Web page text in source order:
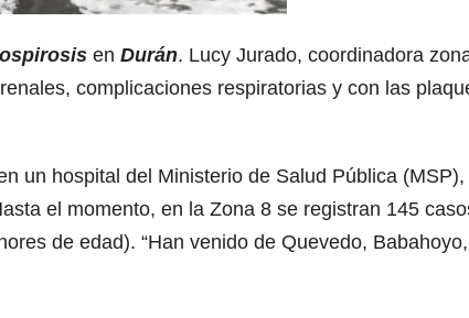
en Durán. Lucy Jurado, coordinadora
complicaciones respiratorias y con las
un hospital del Ministerio de Salud Pública (MSP),
el momento, en la Zona 8 se registran 145
de edad). “Han venido de Quevedo,